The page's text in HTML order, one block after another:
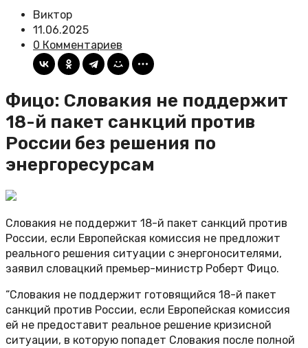
Виктор
11.06.2025
0 Комментариев
Фицо: Словакия не поддержит
18-й пакет санкций против
России без решения по
энергоресурсам
Словакия не поддержит 18-й пакет санкций против
России, если Европейская комиссия не предложит
реального решения ситуации с энергоносителями,
заявил словацкий премьер-министр Роберт Фицо.
“Словакия не поддержит готовящийся 18-й пакет
санкций против России, если Европейская комиссия
ей не предоставит реальное решение кризисной
ситуации, в которую попадет Словакия после полной